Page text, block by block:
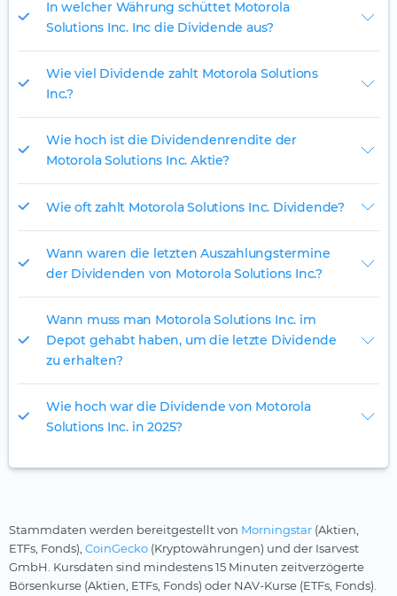
In welcher Währung schüttet Motorola
Solutions Inc. Inc die Dividende aus?
Wie viel Dividende zahlt Motorola Solutions
Inc.?
Wie hoch ist die Dividendenrendite der
Motorola Solutions Inc. Aktie?
Wie oft zahlt Motorola Solutions Inc. Dividende?
Wann waren die letzten Auszahlungstermine
der Dividenden von Motorola Solutions Inc.?
Wann muss man Motorola Solutions Inc. im
Depot gehabt haben, um die letzte Dividende
zu erhalten?
Wie hoch war die Dividende von Motorola
Solutions Inc. in 2025?
Stammdaten werden bereitgestellt von Morningstar (Aktien,
ETFs, Fonds), CoinGecko (Kryptowährungen) und der Isarvest
GmbH. Kursdaten sind mindestens 15 Minuten zeitverzögerte
Börsenkurse (Aktien, ETFs, Fonds) oder NAV-Kurse (ETFs, Fonds).